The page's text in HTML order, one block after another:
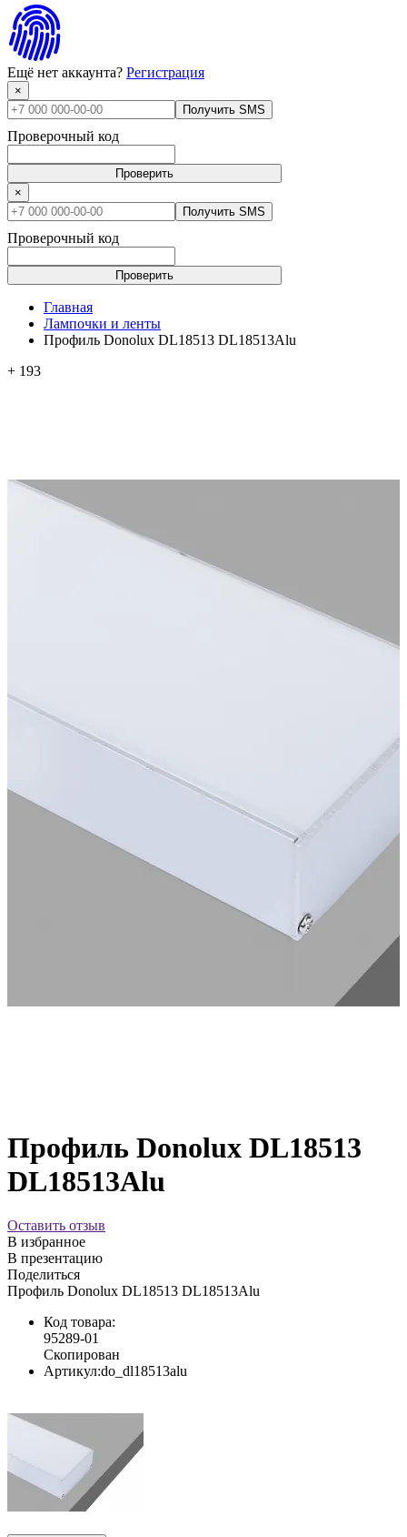
Ещё нет аккаунта? Регистрация
×
Получить SMS
Проверочный код
Проверить
×
Получить SMS
Проверочный код
Проверить
Главная
Лампочки и ленты
Профиль Donolux DL18513 DL18513Alu
+ 193
Профиль Donolux DL18513
DL18513Alu
Оставить отзыв
В избранное
В презентацию
Поделиться
Профиль Donolux DL18513 DL18513Alu
Код товара:
95289-01
Скопирован
Артикул:do_dl18513alu